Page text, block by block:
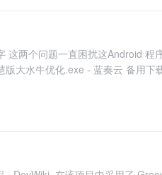
两个问题一直困扰这Android
大水牛优化.exe - 蓝奏云 备用下